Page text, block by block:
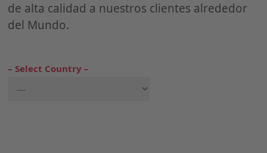
de alta calidad a nuestros clientes alrededor
del Mundo.
– Select Country –